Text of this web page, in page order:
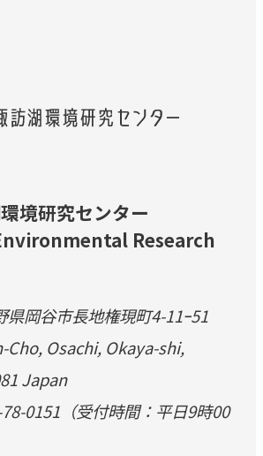
境研究センター
Research
県岡谷市長地権現町4-11ｰ51
Cho, Osachi, Okaya-shi,
Japan
0151（受付時間：平日9時00